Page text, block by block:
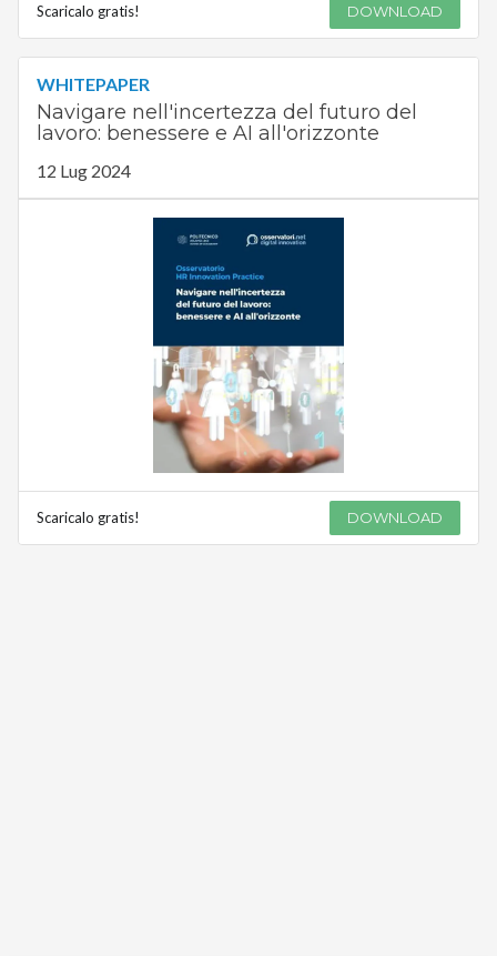
Scaricalo gratis! DOWNLOAD
WHITEPAPER
Navigare nell'incertezza del futuro del
lavoro: benessere e AI all'orizzonte
12 Lug 2024
Scaricalo gratis! DOWNLOAD